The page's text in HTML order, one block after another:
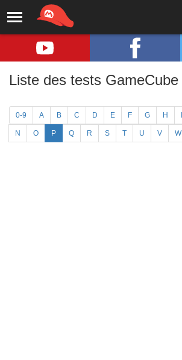
Liste des tests GameCube
0-9 A B C D E F G H
N O P Q R S T U V W